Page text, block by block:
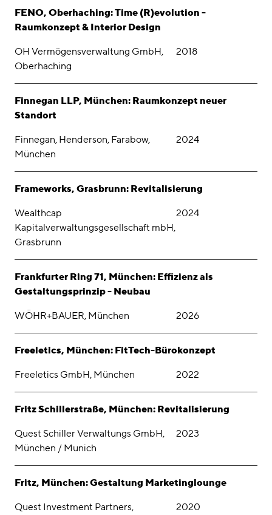
FENO, Oberhaching: Time (R)evolution -
Raumkonzept & Interior Design
OH Vermögensverwaltung GmbH,
Oberhaching
2018
Finnegan LLP, München: Raumkonzept neuer
Standort
Finnegan, Henderson, Farabow,
München
2024
Frameworks, Grasbrunn: Revitalisierung
Wealthcap
Kapitalverwaltungsgesellschaft mbH,
Grasbrunn
2024
Frankfurter Ring 71, München: Effizienz als
Gestaltungsprinzip - Neubau
WÖHR+BAUER, München 2026
Freeletics, München: FitTech-Bürokonzept
Freeletics GmbH, München 2022
Fritz Schillerstraße, München: Revitalisierung
Quest Schiller Verwaltungs GmbH,
München / Munich
2023
Fritz, München: Gestaltung Marketinglounge
Quest Investment Partners,
2020